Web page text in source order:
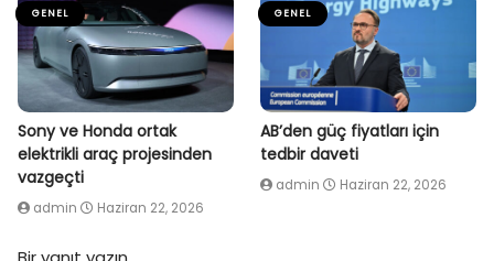
GENEL
Sony ve Honda ortak
elektrikli araç projesinden
vazgeçti
admin Haziran 22, 2026
GENEL
AB’den güç fiyatları için
tedbir daveti
admin Haziran 22, 2026